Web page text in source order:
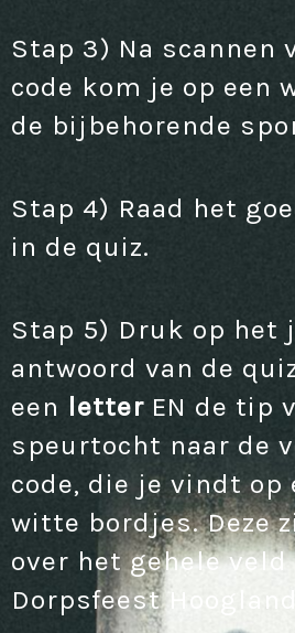
Stap 3) Na scannen
code kom je op een
de bijbehorende
Stap 4) Raad het
in de quiz.
Stap 5) Druk op het
antwoord van de
een letter EN de tip
speurtocht naar de
code, die je vindt op
witte bordjes. Deze
over het gehele veld
Dorpsfeest Hoogland.